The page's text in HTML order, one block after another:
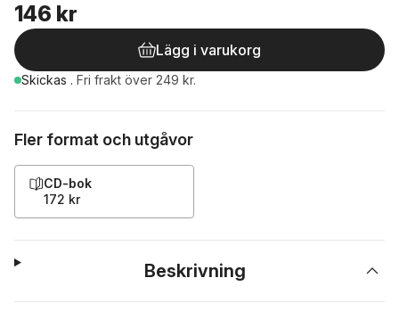
146 kr
Lägg i varukorg
Skickas . Fri frakt över 249 kr.
Fler format och utgåvor
CD-bok
172 kr
Beskrivning